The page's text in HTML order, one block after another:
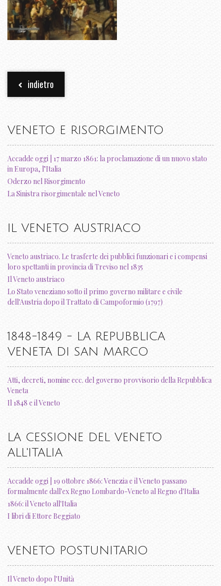
indietro
VENETO E RISORGIMENTO
Accadde oggi | 17 marzo 1861: la proclamazione di un nuovo stato
in Europa, l’Italia
Oderzo nel Risorgimento
La Sinistra risorgimentale nel Veneto
IL VENETO AUSTRIACO
Veneto austriaco. Le trasferte dei pubblici funzionari e i compensi
loro spettanti in provincia di Treviso nel 1835
Il Veneto austriaco
Lo Stato veneziano sotto il primo governo militare e civile
dell'Austria dopo il Trattato di Campoformio (1797)
1848-1849 - LA REPUBBLICA
VENETA DI SAN MARCO
Atti, decreti, nomine ecc. del governo provvisorio della Repubblica
Veneta
Il 1848 e il Veneto
LA CESSIONE DEL VENETO
ALL'ITALIA
Accadde oggi | 19 ottobre 1866: Venezia e il Veneto passano
formalmente dall'ex Regno Lombardo-Veneto al Regno d'Italia
1866: il Veneto all'Italia
I libri di Ettore Beggiato
VENETO POSTUNITARIO
Il Veneto dopo l'Unità